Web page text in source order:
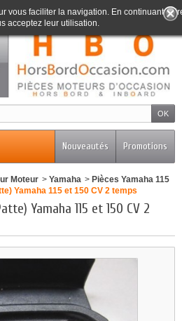
0
Promotions
Nouveautés
vous faciliter la navigation. En continuant
acceptez leur utilisation.
Moteur > Yamaha > Pièces Yamaha 115
Yamaha 115 et 150 CV 2 temps
Yamaha 115 et 150 CV 2